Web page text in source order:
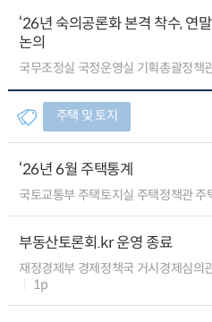
‘26년 숙의공론화 본격 착수, 연
논의
국무조정실 국정운영실 기획총괄정책
주택 및 토지
‘26년 6월 주택통계
국토교통부 주택토지실 주택정책관 주
부동산토론회.kr 운영 종료
재정경제부 경제정책국 거시경제심의
1p